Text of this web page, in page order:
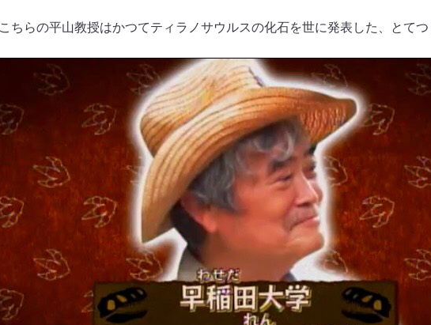
ちらの平山教授はかつてティラノサウルスの化石を世に発表した、とてつ